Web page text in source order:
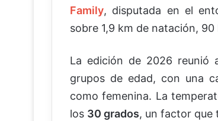
Family, disputada en el
sobre 1,9 km de natación,
La edición de 2026 reunió
grupos de edad, con una
como femenina. La
los 30 grados, un factor que